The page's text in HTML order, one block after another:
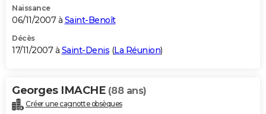
Naissance
06/11/2007 à Saint-Benoît
Décès
17/11/2007 à Saint-Denis (La Réunion)
Georges IMACHE (88 ans)
Créer une cagnotte obsèques